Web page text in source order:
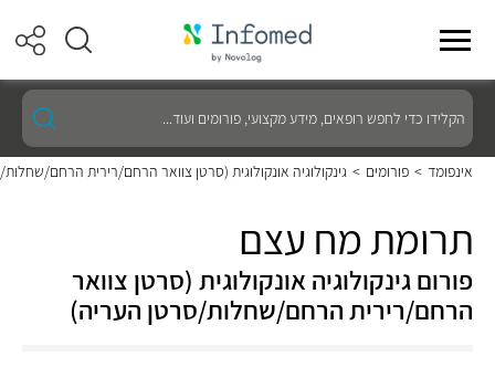
הקלידו
כדי
לחפש
רופאים,
מידע
ועוד...
אינפומד > פורומים > גינקולוגיה אונקולוגית (סרטן צוואר הרחם/רירית הרחם/
תרומת מח עצם
פורום גינקולוגיה אונקולוגית (סרטן צוואר
הרחם/רירית הרחם/שחלות/סרטן העריה)